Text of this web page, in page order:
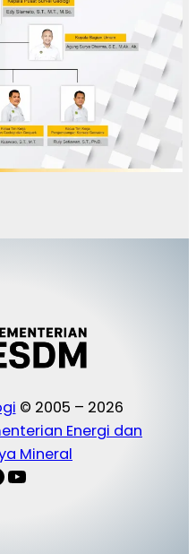
© 2005 – 2026
Energi dan
Mineral
YouTube